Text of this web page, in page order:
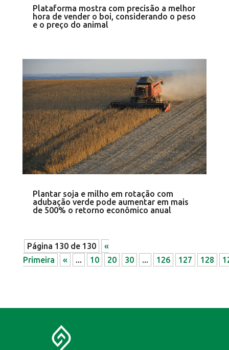
Plataforma mostra com precisão a melhor
hora de vender o boi, considerando o peso
e o preço do animal
Plantar soja e milho em rotação com
adubação verde pode aumentar em mais
de 500% o retorno econômico anual
Página 130 de 130
«
Primeira
« ... 10 20 30 ... 126 127 128